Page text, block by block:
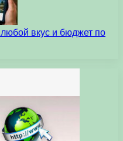
вкус и бюджет по